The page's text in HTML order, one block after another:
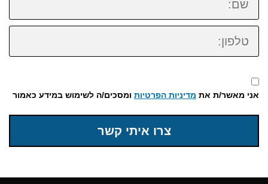
טלפון:
אני מאשר/ת את מדיניות הפרטיות ומסכים/ה לשימוש במידע כאמור
צרו איתי קשר